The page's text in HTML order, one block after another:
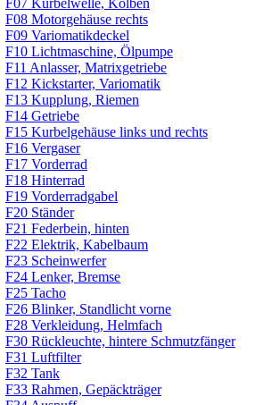
F08 Motorgehäuse rechts
F09 Variomatikdeckel
F10 Lichtmaschine, Ölpumpe
F11 Anlasser, Matrixgetriebe
F12 Kickstarter, Variomatik
F13 Kupplung, Riemen
F14 Getriebe
F15 Kurbelgehäuse links und rechts
F16 Vergaser
F17 Vorderrad
F18 Hinterrad
F19 Vorderradgabel
F20 Ständer
F21 Federbein, hinten
F22 Elektrik, Kabelbaum
F23 Scheinwerfer
F24 Lenker, Bremse
F25 Tacho
F26 Blinker, Standlicht vorne
F28 Verkleidung, Helmfach
F30 Rückleuchte, hintere Schmutzfänger
F31 Luftfilter
F32 Tank
F33 Rahmen, Gepäckträger